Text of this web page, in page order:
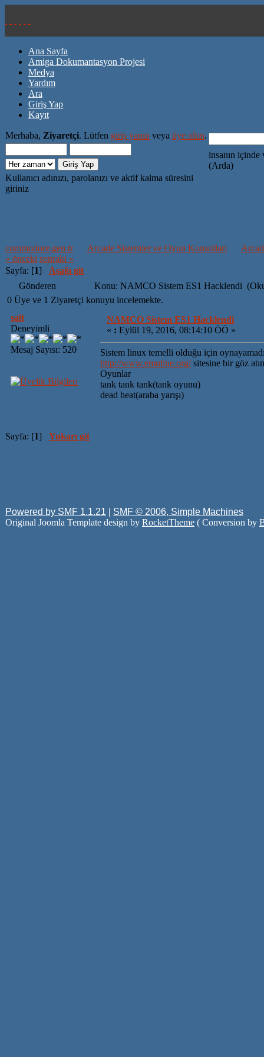
Ana Sayfa
Amiga Dokumantasyon Projesi
Medya
Yardım
Ara
Giriş Yap
Kayıt
Merhaba, Ziyaretçi. Lütfen giriş yapın veya üye olun.
Kullanıcı adınızı, parolanızı ve aktif kalma süresini
giriniz
insanın içinde
(Arda)
commodore.gen.tr Arcade Sistemler ve Oyun Konsolları
« önceki sonraki »
Sayfa: [1] Aşağı git
Gönderen
Konu: NAMCO Sistem ES1 Hacklendi
0 Üye ve 1 Ziyaretçi konuyu incelemekte.
sait
Deneyimli
Mesaj Sayısı: 520
NAMCO Sistem ES1 Hacklendi
« : Eylül 19, 2016, 08:14:10 ÖÖ »
Sistem linux temelli olduğu için
http://www.emuline.org/sitesine bir göz
Oyunlar
tank tank tank(tank oyunu)
dead heat(araba yarışı)
Sayfa: [1] Yukarı git
Powered by SMF 1.1.21
SMF © 2006, Simple Machines
Original Joomla Template design by RocketTheme ( Conversion by